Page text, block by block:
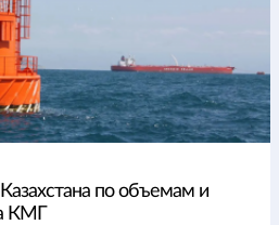
по объемам и
КМГ